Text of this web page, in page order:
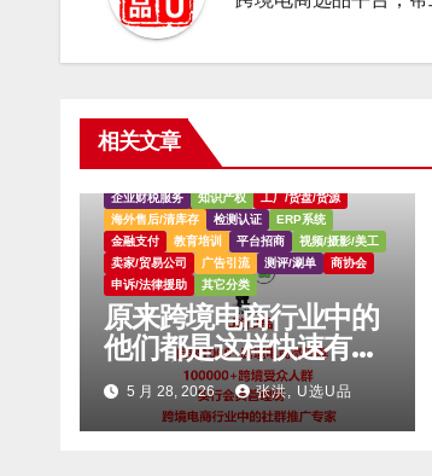
相关文章
AI人工智能 独立站
企业财税服务
知识产权
工厂/货盘/货源
海外售后/清库存
检测认证
ERP系统
金融支付
教育培训 平台招商
视频/摄影/美工
卖家/贸易公司
广告引流 测评/涮单
商协会
申诉/法律援助
其它分类
原来跨境电商行业中的
他们都是这样快速有效
的找客户，真的让我大
吃一惊。。。。
5 月 28, 2026 张洪, U选U品